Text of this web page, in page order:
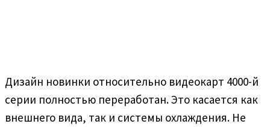
Дизайн новинки относительно видеокарт 4000-й
серии полностью переработан. Это касается как
внешнего вида, так и системы охлаждения. Не